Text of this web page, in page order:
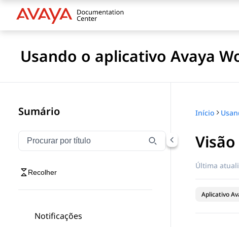
Usando o aplicativo Avaya
Sumário
Filtrar navegação por título
Digite para filtrar itens de navegação por título
Recolher
Notificações
Início
Última
Aplicativo